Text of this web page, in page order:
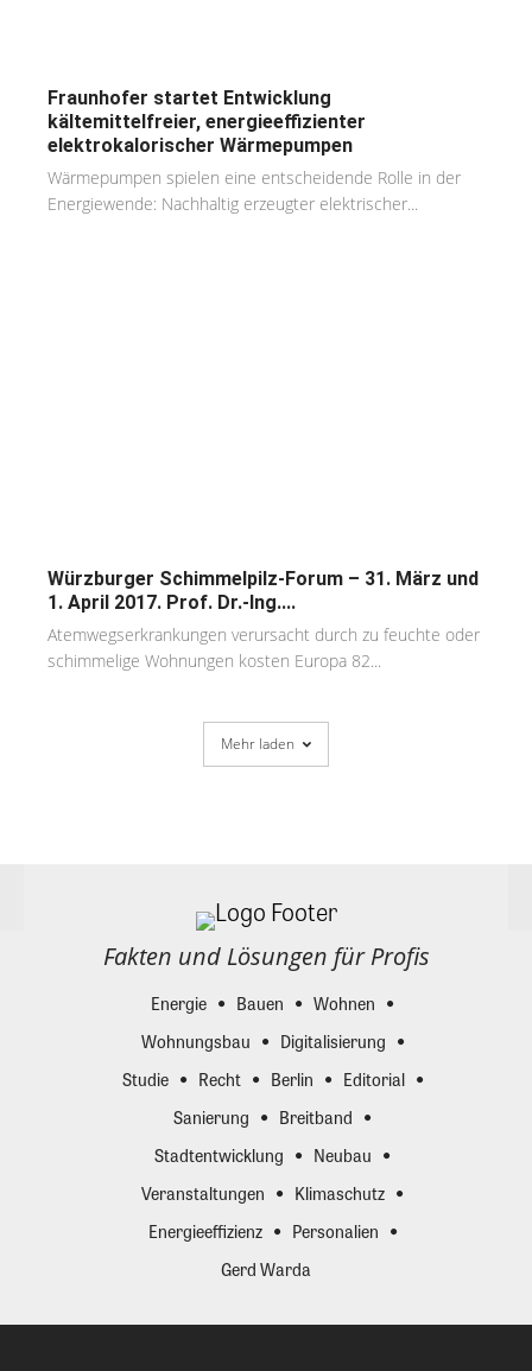
Fraunhofer startet Entwicklung
kältemittelfreier, energieeffizienter
elektrokalorischer Wärmepumpen
Wärmepumpen spielen eine entscheidende Rolle in der
Energiewende: Nachhaltig erzeugter elektrischer...
Würzburger Schimmelpilz-Forum – 31. März und
1. April 2017. Prof. Dr.-Ing....
Atemwegserkrankungen verursacht durch zu feuchte oder
schimmelige Wohnungen kosten Europa 82...
Mehr laden
Fakten und Lösungen für Profis
Energie Bauen
Wohnen
Wohnungsbau
Digitalisierung
Studie
Recht Berlin
Editorial
Sanierung
Breitband
Stadtentwicklung
Neubau
Veranstaltungen
Klimaschutz
Energieeffizienz
Personalien
Gerd Warda